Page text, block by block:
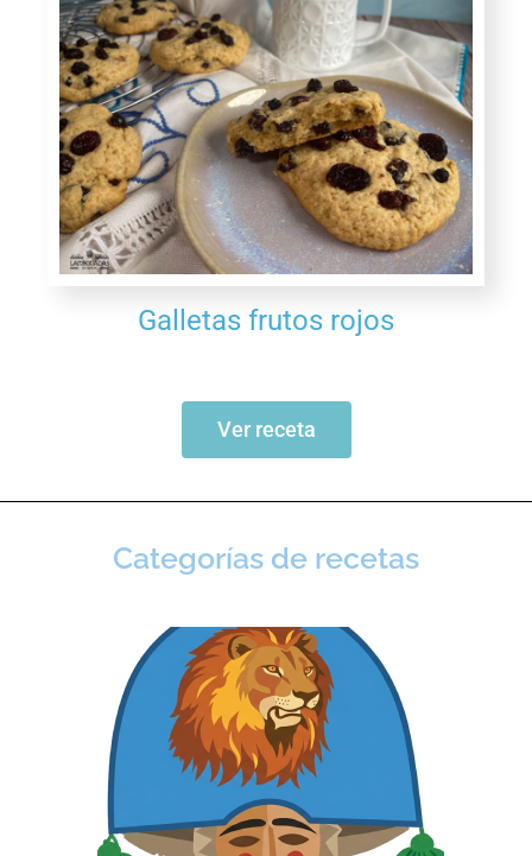
Galletas frutos rojos
Ver receta
Categorías de recetas